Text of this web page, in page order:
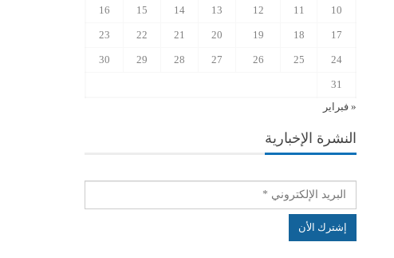
10
11
12
13
14
15
16
17
18
19
20
21
22
23
24
25
26
27
28
29
30
31
« فبراير
النشرة الإخبارية